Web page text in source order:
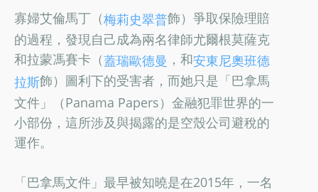
寡婦艾倫馬丁（梅莉史翠普飾）爭取保險理賠
的過程，發現自己成為兩名律師尤爾根莫薩克
和拉蒙馮賽卡（蓋瑞歐德曼 ，和安東尼奧班德
拉斯飾）圖利下的受害者，而她只是「巴拿馬
文件」（Panama Papers）金融犯罪世界的一
小部份，這所涉及與揭露的是空殼公司避稅的
運作。
「巴拿馬文件」最早被知曉是在2015年，一名